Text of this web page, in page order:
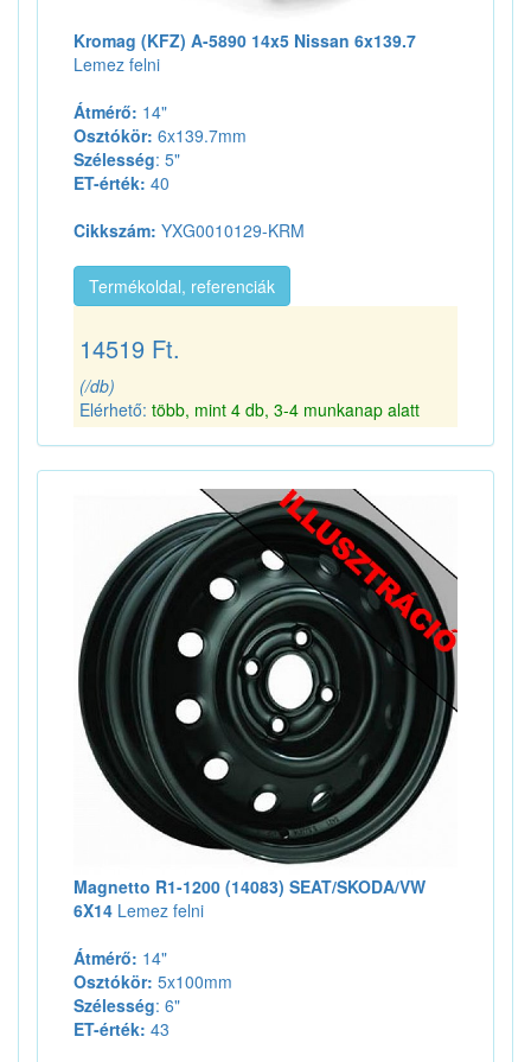
Kromag (KFZ) A-5890 14x5 Nissan 6x139.7
Lemez felni
Átmérő: 14"
Osztókör: 6x139.7mm
Szélesség: 5"
ET-érték: 40
Cikkszám: YXG0010129-KRM
Termékoldal, referenciák
14519 Ft.
(/db)
Elérhető: több, mint 4 db, 3-4 munkanap alatt
Magnetto R1-1200 (14083) SEAT/SKODA/VW
6X14 Lemez felni
Átmérő: 14"
Osztókör: 5x100mm
Szélesség: 6"
ET-érték: 43